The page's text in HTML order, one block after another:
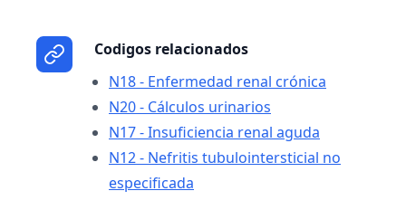
Codigos relacionados
N18 - Enfermedad renal crónica
N20 - Cálculos urinarios
N17 - Insuficiencia renal aguda
N12 - Nefritis tubulointersticial no
especificada